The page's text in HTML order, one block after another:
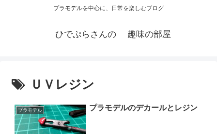
プラモデルを中心に、日常を楽しむブログ
ひでぷらさんの 趣味の部屋
ＵＶレジン
プラモデル プラモデルのデカールとレジン